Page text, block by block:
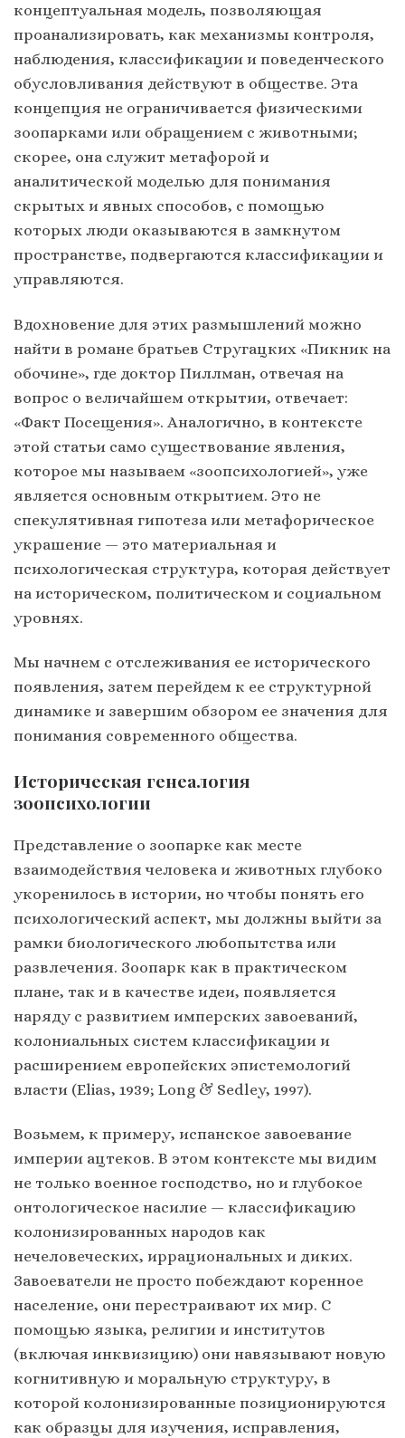
концептуальная модель, позволяющая
проанализировать, как механизмы контроля,
наблюдения, классификации и поведенческого
обусловливания действуют в обществе. Эта
концепция не ограничивается физическими
зоопарками или обращением с животными;
скорее, она служит метафорой и
аналитической моделью для понимания
скрытых и явных способов, с помощью
которых люди оказываются в замкнутом
пространстве, подвергаются классификации и
управляются.
Вдохновение для этих размышлений можно
найти в романе братьев Стругацких «Пикник на
обочине», где доктор Пиллман, отвечая на
вопрос о величайшем открытии, отвечает:
«Факт Посещения». Аналогично, в контексте
этой статьи само существование явления,
которое мы называем «зоопсихологией», уже
является основным открытием. Это не
спекулятивная гипотеза или метафорическое
украшение — это материальная и
психологическая структура, которая действует
на историческом, политическом и социальном
уровнях.
Мы начнем с отслеживания ее исторического
появления, затем перейдем к ее структурной
динамике и завершим обзором ее значения для
понимания современного общества.
Историческая генеалогия
зоопсихологии
Представление о зоопарке как месте
взаимодействия человека и животных глубоко
укоренилось в истории, но чтобы понять его
психологический аспект, мы должны выйти за
рамки биологического любопытства или
развлечения. Зоопарк как в практическом
плане, так и в качестве идеи, появляется
наряду с развитием имперских завоеваний,
колониальных систем классификации и
расширением европейских эпистемологий
власти (Elias, 1939; Long & Sedley, 1997).
Возьмем, к примеру, испанское завоевание
империи ацтеков. В этом контексте мы видим
не только военное господство, но и глубокое
онтологическое насилие — классификацию
колонизированных народов как
нечеловеческих, иррациональных и диких.
Завоеватели не просто побеждают коренное
население, они перестраивают их мир. С
помощью языка, религии и институтов
(включая инквизицию) они навязывают новую
когнитивную и моральную структуру, в
которой колонизированные позиционируются
как образцы для изучения, исправления,